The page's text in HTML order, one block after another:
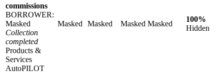
commissions
BORROWER:
Masked
Collection
completed
Products &
Services
AutoPILOT
Masked Masked Masked Masked
100%
Hidden